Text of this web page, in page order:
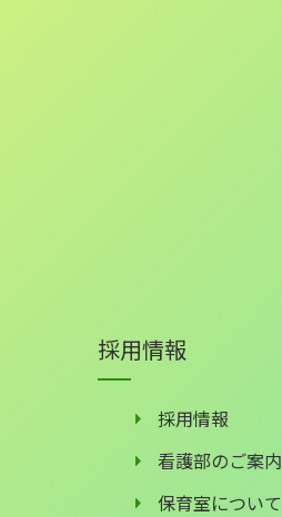
採用情報
採用情報
看護部のご案内
保育室について